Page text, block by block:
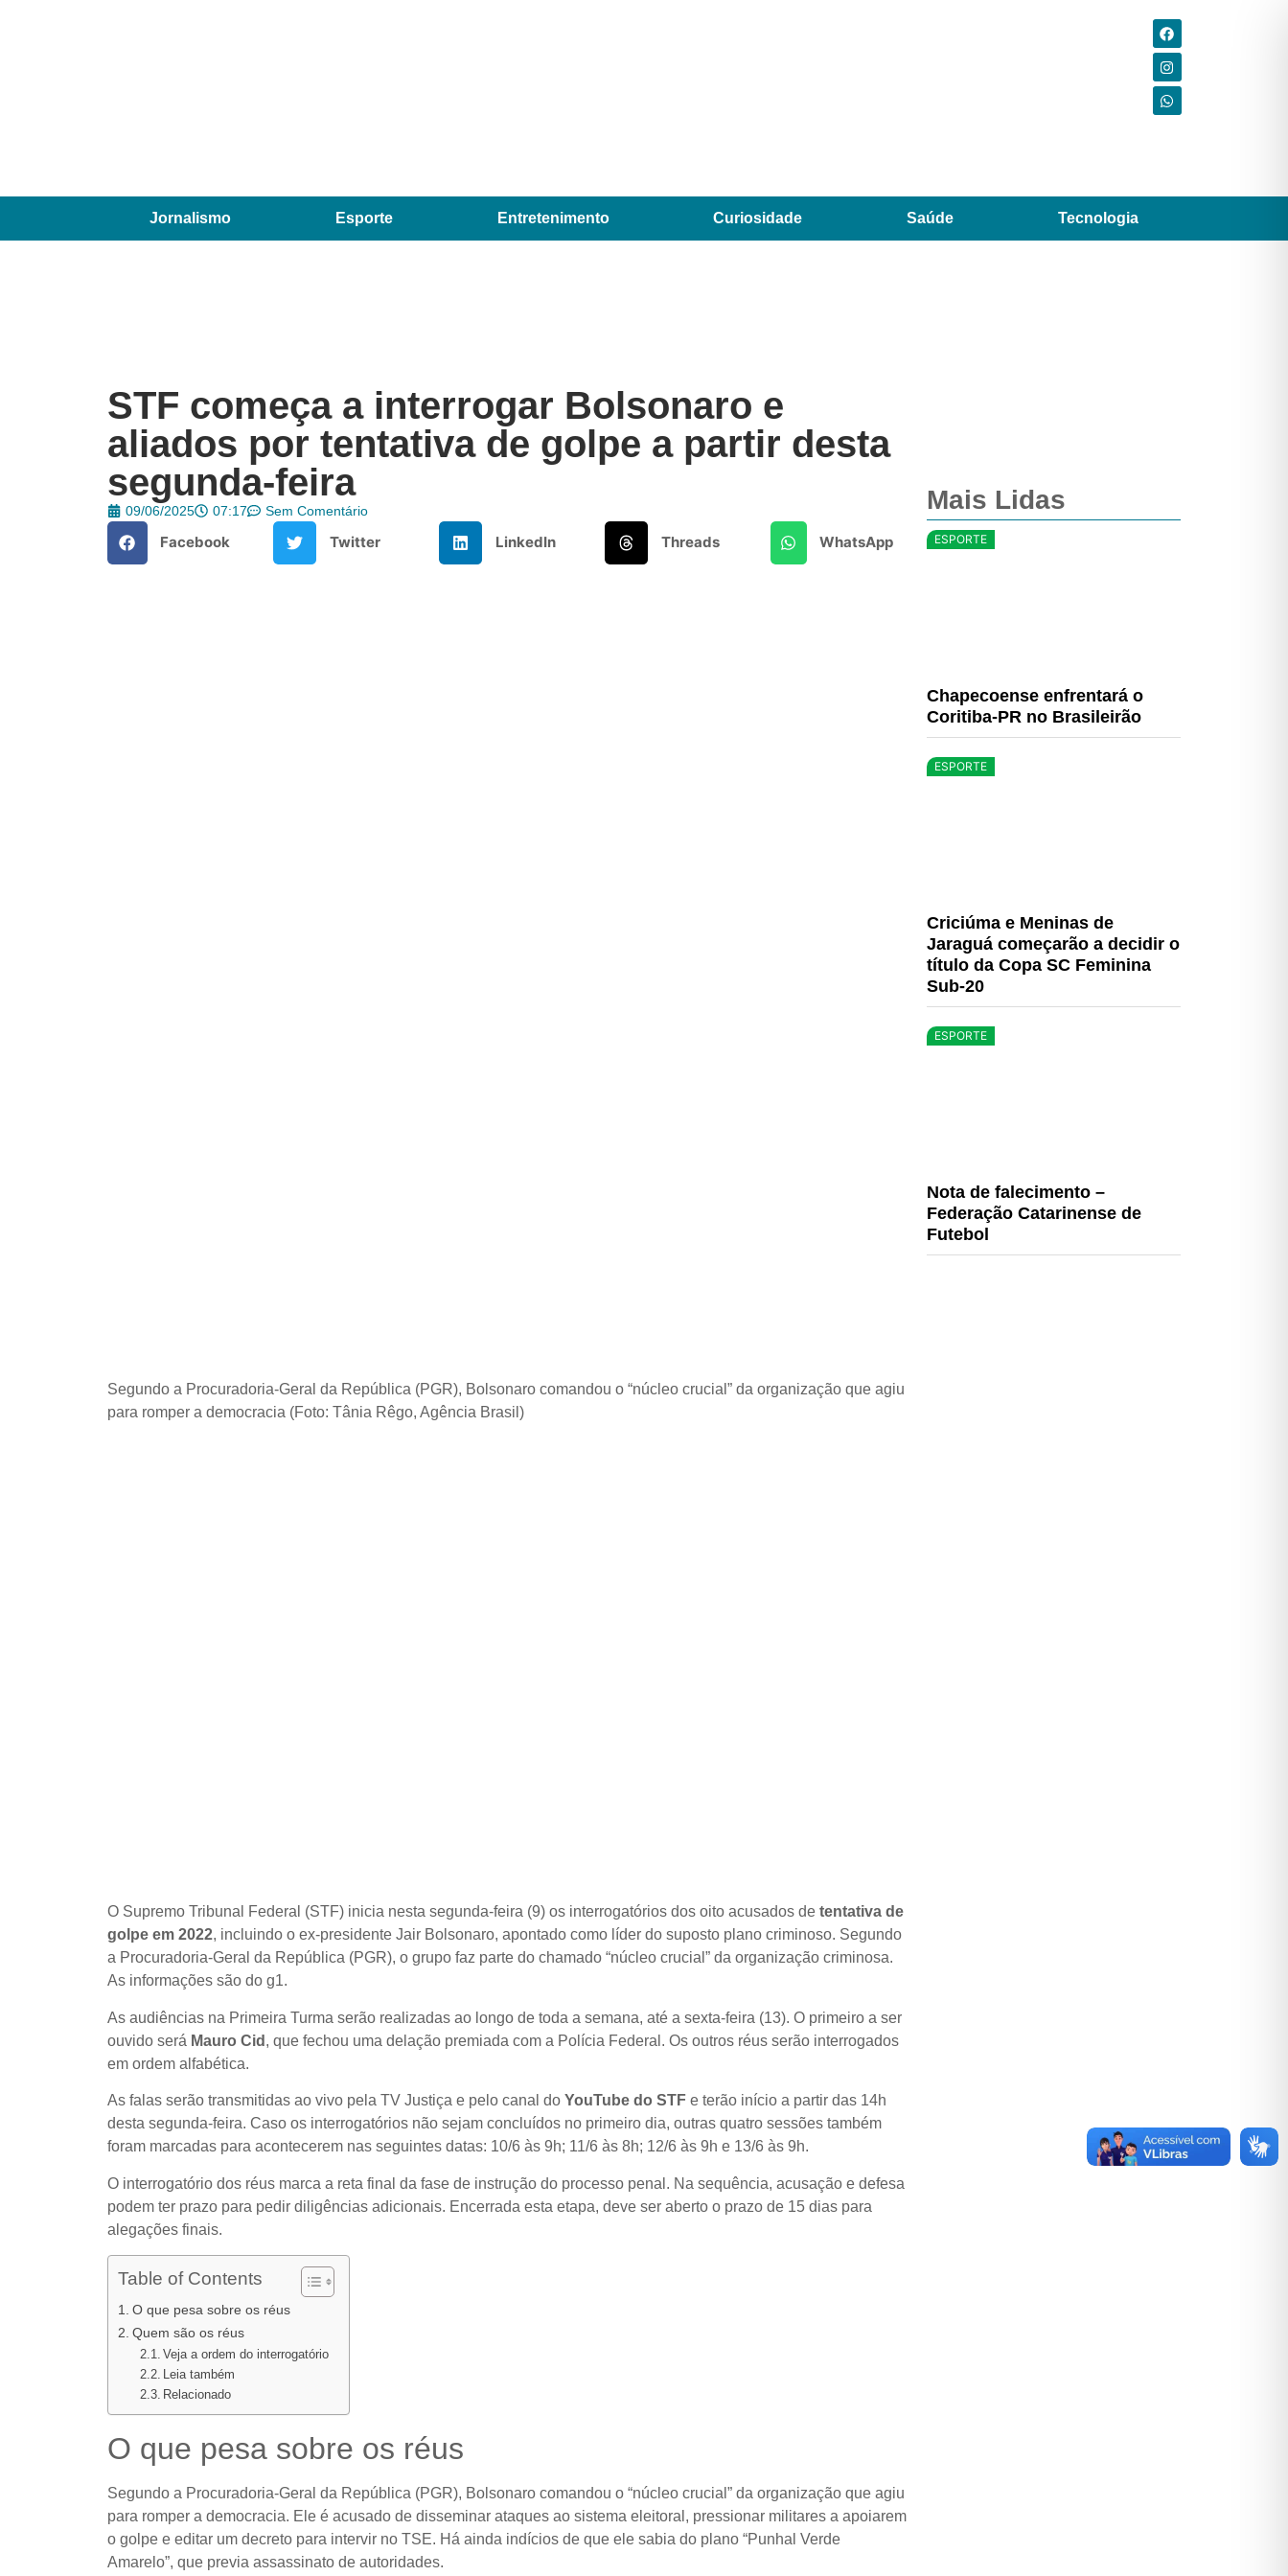
Jornalismo Esporte Entretenimento Curiosidade Saúde Tecnologia
STF começa a interrogar Bolsonaro e
aliados por tentativa de golpe a partir desta
segunda-feira
09/06/2025 07:17 Sem Comentário
Facebook Twitter LinkedIn Threads WhatsApp
Segundo a Procuradoria-Geral da República (PGR), Bolsonaro comandou o “núcleo crucial” da organização que agiu
para romper a democracia (Foto: Tânia Rêgo, Agência Brasil)
O Supremo Tribunal Federal (STF) inicia nesta segunda-feira (9) os interrogatórios dos oito acusados de tentativa de
golpe em 2022, incluindo o ex-presidente Jair Bolsonaro, apontado como líder do suposto plano criminoso. Segundo
a Procuradoria-Geral da República (PGR), o grupo faz parte do chamado “núcleo crucial” da organização criminosa.
As informações são do g1.
As audiências na Primeira Turma serão realizadas ao longo de toda a semana, até a sexta-feira (13). O primeiro a ser
ouvido será Mauro Cid , que fechou uma delação premiada com a Polícia Federal. Os outros réus serão interrogados
em ordem alfabética.
As falas serão transmitidas ao vivo pela TV Justiça e pelo canal do YouTube do STF e terão início a partir das 14h
desta segunda-feira. Caso os interrogatórios não sejam concluídos no primeiro dia, outras quatro sessões também
foram marcadas para acontecerem nas seguintes datas: 10/6 às 9h; 11/6 às 8h; 12/6 às 9h e 13/6 às 9h.
O interrogatório dos réus marca a reta final da fase de instrução do processo penal. Na sequência, acusação e defesa
podem ter prazo para pedir diligências adicionais. Encerrada esta etapa, deve ser aberto o prazo de 15 dias para
alegações finais.
Table of Contents
O que pesa sobre os réus
Quem são os réus
Veja a ordem do interrogatório
Leia também
Relacionado
O que pesa sobre os réus
Segundo a Procuradoria-Geral da República (PGR), Bolsonaro comandou o “núcleo crucial” da organização que agiu
para romper a democracia. Ele é acusado de disseminar ataques ao sistema eleitoral, pressionar militares a apoiarem
o golpe e editar um decreto para intervir no TSE. Há ainda indícios de que ele sabia do plano “Punhal Verde
Amarelo”, que previa assassinato de autoridades.
Mais Lidas
ESPORTE
Chapecoense enfrentará o
Coritiba-PR no Brasileirão
ESPORTE
Criciúma e Meninas de
Jaraguá começarão a decidir o
título da Copa SC Feminina
Sub-20
ESPORTE
Nota de falecimento –
Federação Catarinense de
Futebol